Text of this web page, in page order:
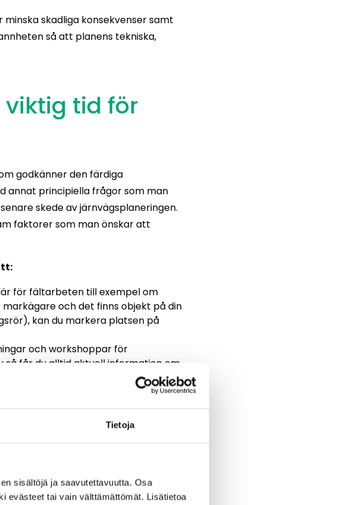
Tietoja
sisältöjä ja saavutettavuutta. Osa
evästeet tai vain välttämättömät. Lisätietoa
skadliga konsekvenser samt
så att planens tekniska,
tid för
godkänner den färdiga
annat principiella frågor som man
skede av järnvägsplaneringen.
faktorer som man önskar att
för fältarbeten till exempel om
och det finns objekt på din
kan du markera platsen på
och workshoppar för
får du alltid aktuell information om
lägger fram planen. Detta beräknas
bl.a. i vårt nyhetsbrev, på vår
du kan lämna allmän respons